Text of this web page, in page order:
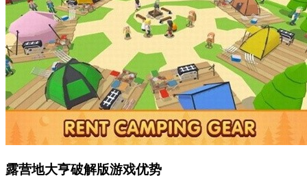
露营地大亨破解版游戏优势